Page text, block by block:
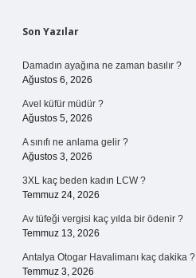
Sidebar
Son Yazılar
Damadın ayağına ne zaman basılır ?
Ağustos 6, 2026
Avel küfür müdür ?
Ağustos 5, 2026
A sınıfı ne anlama gelir ?
Ağustos 3, 2026
3XL kaç beden kadın LCW ?
Temmuz 24, 2026
Av tüfeği vergisi kaç yılda bir ödenir ?
Temmuz 13, 2026
Antalya Otogar Havalimanı kaç dakika ?
Temmuz 3, 2026